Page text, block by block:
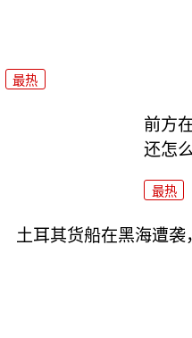
最热
前方
还怎
最热
土耳其货船在黑海遭